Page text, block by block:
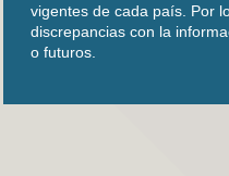
vigentes de cada país. Por
discrepancias con la
o futuros.